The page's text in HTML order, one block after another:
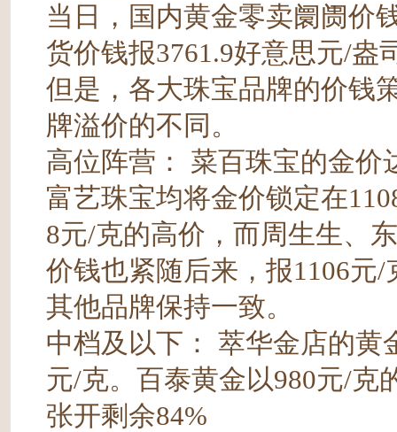
当日，国内黄金零卖阛阓价
货价钱报3761.9好意思元/盎
但是，各大珠宝品牌的价钱
牌溢价的不同。
高位阵营： 菜百珠宝的金价
富艺珠宝均将金价锁定在
8元/克的高价，而周生生、
价钱也紧随后来，报1106元
其他品牌保持一致。
中档及以下： 萃华金店的黄
元/克。百泰黄金以980元/克
张开剩余84%